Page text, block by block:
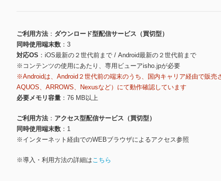
ご利用方法
ダウンロード型配信サービス（買切型）
同時使用端末数
3
対応OS
iOS最新の２世代前まで / Android最新の２世代前まで
※コンテンツの使用にあたり、専用ビューアisho.jpが必要
※Androidは、Android２世代前の端末のうち、国内キャリア経由で販売
AQUOS、ARROWS、Nexusなど）にて動作確認しています
必要メモリ容量
76 MB以上
ご利用方法
アクセス型配信サービス（買切型）
同時使用端末数
1
※インターネット経由でのWEBブラウザによるアクセス参照
※導入・利用方法の詳細はこちら